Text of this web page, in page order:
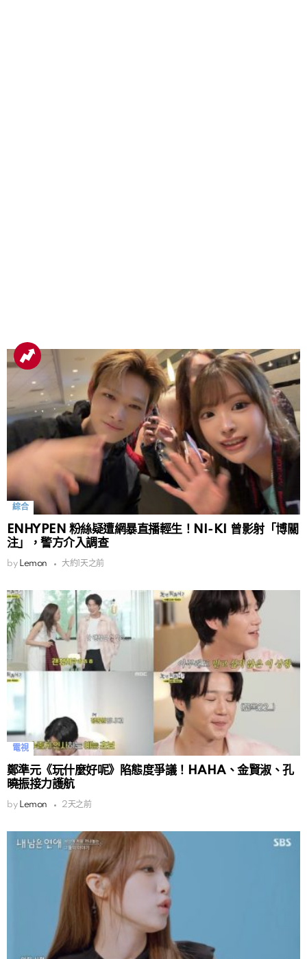
綜合
ENHYPEN 粉絲疑遭網暴直播輕生！NI-KI 曾影射「博關
注」，警方介入調查
by Lemon 大約1天之前
電視
鄭準元《玩什麼好呢》陷態度爭議！HAHA、金賢淑、孔
曉振接力護航
by Lemon 2天之前